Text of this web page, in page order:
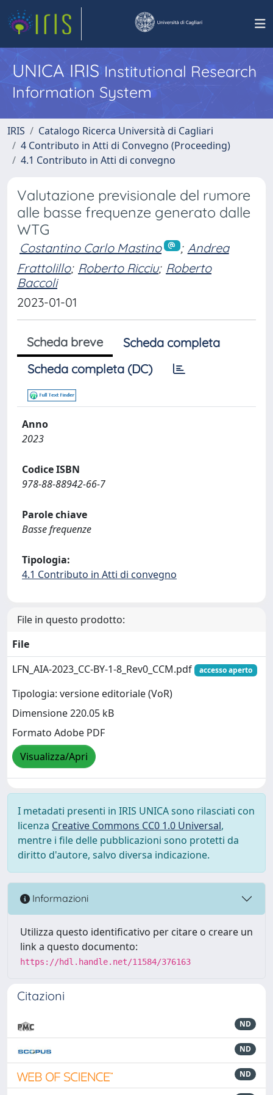
UNICA IRISInstitutional Research
Information System
IRIS
Catalogo Ricerca Università di Cagliari
4 Contributo in Atti di Convegno (Proceeding)
4.1 Contributo in Atti di convegno
Valutazione previsionale del rumore
alle basse frequenze generato dalle
WTG
Costantino Carlo Mastino ; Andrea
Frattolillo; Roberto Ricciu; Roberto
Baccoli
2023-01-01
Scheda breve
Scheda completa
Scheda completa (DC)
Anno
2023
Codice ISBN
978-88-88942-66-7
Parole chiave
Basse frequenze
Tipologia:
4.1 Contributo in Atti di convegno
File in questo prodotto:
File
LFN_AIA-2023_CC-BY-1-8_Rev0_CCM.pdf
accesso aperto
Tipologia: versione editoriale (VoR)
Dimensione 220.05 kB
Formato Adobe PDF
Visualizza/Apri
I metadati presenti in IRIS UNICA sono rilasciati con
licenza Creative Commons CC0 1.0 Universal,
mentre i file delle pubblicazioni sono protetti da
diritto d'autore, salvo diversa indicazione.
Informazioni
Utilizza questo identificativo per citare o creare un
link a questo documento:
https://hdl.handle.net/11584/376163
Citazioni
ND
ND
ND